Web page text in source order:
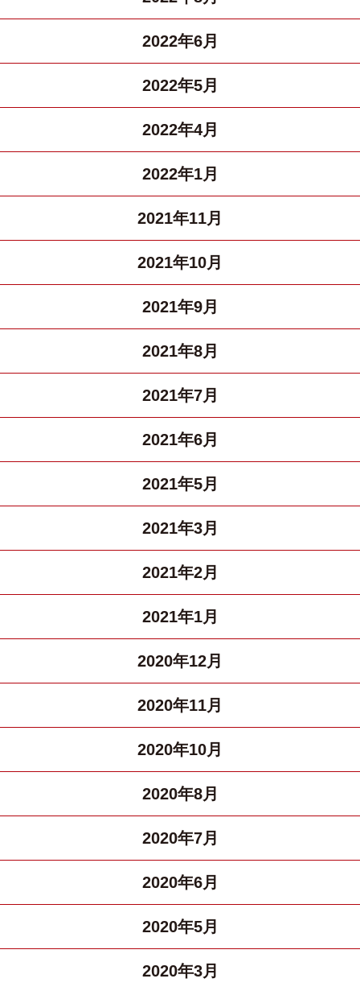
2022年6月
2022年5月
2022年4月
2022年1月
2021年11月
2021年10月
2021年9月
2021年8月
2021年7月
2021年6月
2021年5月
2021年3月
2021年2月
2021年1月
2020年12月
2020年11月
2020年10月
2020年8月
2020年7月
2020年6月
2020年5月
2020年3月